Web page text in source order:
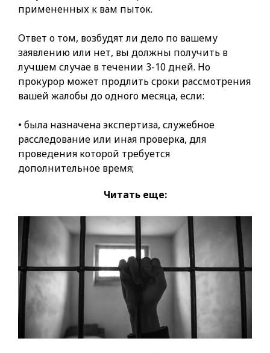
примененных к вам пыток.
Ответ о том, возбудят ли дело по вашему
заявлению или нет, вы должны получить в
лучшем случае в течении 3-10 дней. Но
прокурор может продлить сроки рассмотрения
вашей жалобы до одного месяца, если:
• была назначена экспертиза, служебное
расследование или иная проверка, для
проведения которой требуется
дополнительное время;
Читать еще: